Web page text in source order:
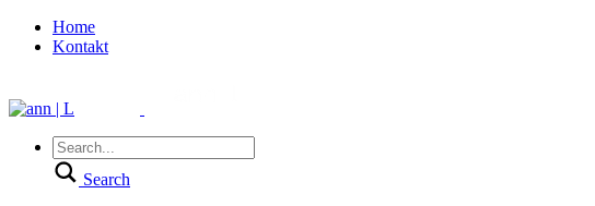
Home
Kontakt
Search